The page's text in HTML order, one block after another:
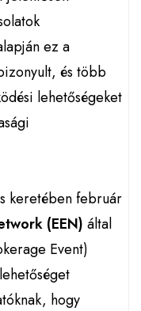
ez a
és több
lehetőségeket
keretében február
(EEN) által
Event)
hogy